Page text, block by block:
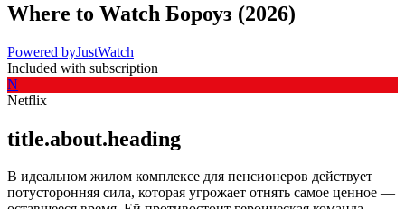
Where to Watch Бороуз (2026)
Powered byJustWatch
Included with subscription
N
Netflix
title.about.heading
В идеальном жилом комплексе для пенсионеров действует
потусторонняя сила, которая угрожает отнять самое ценное —